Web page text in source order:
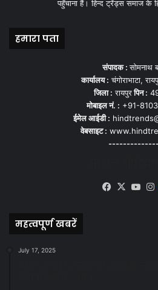
पहुँचाना हैं। हिन्द ट्रेंड्स समाज के
हमारा पता
संपादक :सोमनाथ
कार्यालय : चंगोराभाटा,
जिला : रायपुरपिन :
मोबाइल नं. : +91-
ईमेल आईडी :
वेबसाइट :
Facebook
X
महत्वपूर्ण खबरें
July 17, 2025